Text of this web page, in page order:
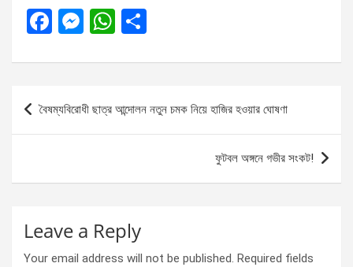
F
ce
b
o
M
se
n
g
W
at
A
ar
Post
navigation
বৈষম্যবিরোধী ছাত্র আন্দোলন নতুন চমক নিয়ে হাজির হওয়ার ঘোষণা
ফুটবল অঙ্গনে গভীর সংকট!
Leave a Reply
Your email address will not be published. Required fields